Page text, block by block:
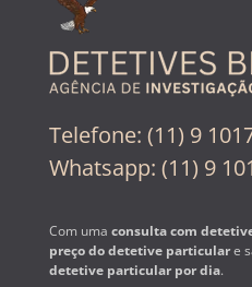
Telefone: (11) 9
Whatsapp: (11) 9
Com uma consulta com
preço do detetive particulare
detetive particular por dia.